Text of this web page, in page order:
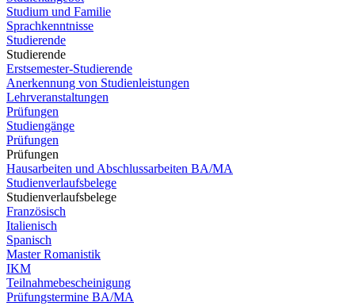
Studium und Familie
Sprachkenntnisse
Studierende
Studierende
Erstsemester-Studierende
Anerkennung von Studienleistungen
Lehrveranstaltungen
Prüfungen
Studiengänge
Prüfungen
Prüfungen
Hausarbeiten und Abschlussarbeiten BA/MA
Studienverlaufsbelege
Studienverlaufsbelege
Französisch
Italienisch
Spanisch
Master Romanistik
IKM
Teilnahmebescheinigung
Prüfungstermine BA/MA